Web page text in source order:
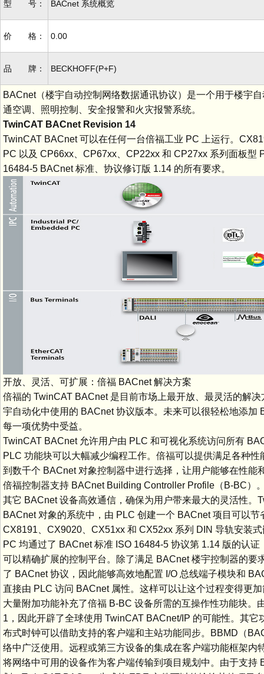
型 号： BACnet 系统概览
价 格： 0.00
品 牌： BECKHOFF(P+F)
BACnet（楼宇自动控制网络数据通讯协议）是一个用于楼宇
通空调、照明控制、安全报警和火灾报警系统。
TwinCAT BACnet Revision 14
TwinCAT BACnet 可以在任何一台倍福工业 PC 上运行。
PC 以及 CP66xx、CP67xx、CP22xx 和 CP27xx 系列面板
16484-5 BACnet 标准、协议修订版 1.14 的所有要求。
开放、灵活、可扩展：倍福 BACnet 解决方案
倍福的 TwinCAT BACnet 是目前市场上最开放、最灵活的解
宇自动化中使用的 BACnet 协议版本。未来可以很轻松地添
每一项优势中受益。
TwinCAT BACnet 允许用户由 PLC 和可视化系统访问所有
PLC 功能块可以大幅减少编程工作。倍福可以提供满足各种
到数千个 BACnet 对象控制器中进行选择，让用户能够在性能
倍福控制器支持 BACnet Building Controller Profile（B-BC）
其它 BACnet 设备高效通信，确保为用户带来最大的灵活性
BACnet 对象的系统中，由 PLC 创建一个 BACnet 项目可以
CX8191、CX9020、CX51xx 和 CX52xx 系列 DIN 导轨安装
PC 均通过了 BACnet 标准 ISO 16484-5 协议第 1.14 版的认
可以精确扩展的控制平台。除了满足 BACnet 楼宇控制器的
了 BACnet 协议，因此能够高效地配置 I/O 总线端子模块和
直接由 PLC 访问 BACnet 属性。这样可以让这个过程变得更
大量附加功能补充了倍福 B-BC 设备所需的互操作性功能块
1，因此开辟了全球使用 TwinCAT BACnet/IP 的可能性。其
布式时钟可以借助支持的客户端和主站功能同步。BBMD（
络中广泛使用。远程或第三方设备的集成在客户端功能框架
将网络中可用的设备作为客户端传输到项目规划中。由于支